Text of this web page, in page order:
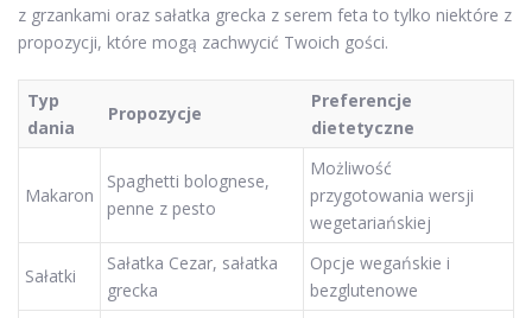
z grzankami oraz sałatka grecka z serem feta to tylko niektóre z
propozycji, które mogą zachwycić Twoich gości.
Typ
dania
Propozycje
Preferencje
dietetyczne
Makaron
Spaghetti bolognese,
penne z pesto
Możliwość
przygotowania wersji
wegetariańskiej
Sałatki
Sałatka Cezar, sałatka
grecka
Opcje wegańskie i
bezglutenowe